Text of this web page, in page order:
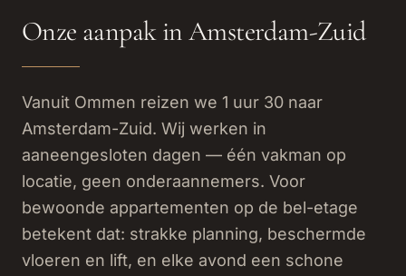
Onze aanpak in Amsterdam-Zuid
Vanuit Ommen reizen we 1 uur 30 naar
Amsterdam-Zuid. Wij werken in
aaneengesloten dagen — één vakman op
locatie, geen onderaannemers. Voor
bewoonde appartementen op de bel-etage
betekent dat: strakke planning, beschermde
vloeren en lift, en elke avond een schone